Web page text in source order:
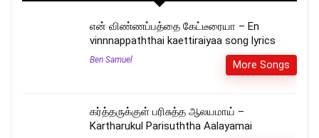
என் விண்ணப்பத்தை கேட்டீரையா – En
vinnnappaththai kaettiraiyaa song lyrics
Ben Samuel More Songs
கர்த்தருக்குள் பரிசுத்த ஆலயமாய் –
Kartharukul Parisuththa Aalayamai